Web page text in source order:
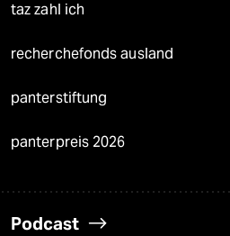
taz zahl ich
recherchefonds ausland
panterstiftung
panterpreis 2026
Podcast